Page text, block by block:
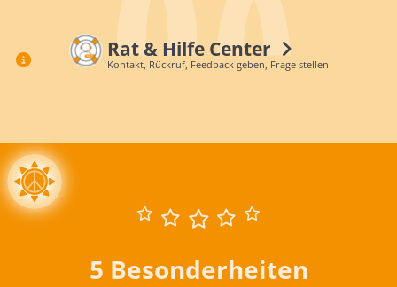
Rat & Hilfe Center
Kontakt, Rückruf, Feedback geben, Frage stellen
5 Besonderheiten